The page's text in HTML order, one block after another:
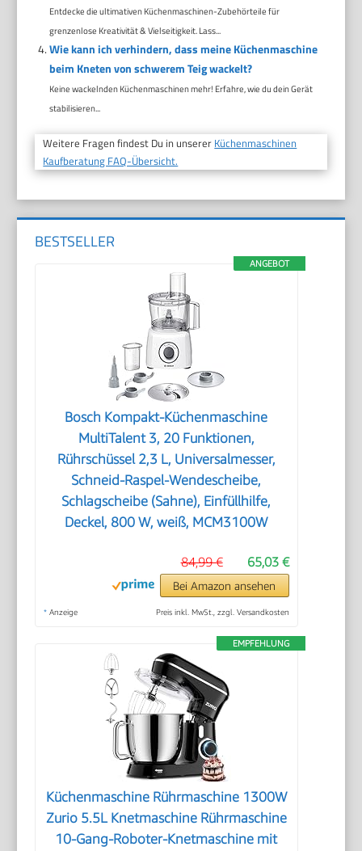
Entdecke die ultimativen Küchenmaschinen-Zubehörteile für
grenzenlose Kreativität & Vielseitigkeit. Lass...
Wie kann ich verhindern, dass meine Küchenmaschine
beim Kneten von schwerem Teig wackelt?
Keine wackelnden Küchenmaschinen mehr! Erfahre, wie du dein Gerät
stabilisieren...
Weitere Fragen findest Du in unserer Küchenmaschinen
Kaufberatung FAQ-Übersicht.
BESTSELLER
ANGEBOT
Bosch Kompakt-Küchenmaschine
MultiTalent 3, 20 Funktionen,
Rührschüssel 2,3 L, Universalmesser,
Schneid-Raspel-Wendescheibe,
Schlagscheibe (Sahne), Einfüllhilfe,
Deckel, 800 W, weiß, MCM3100W
65,03 €
84,99 €
Bei Amazon ansehen
* Anzeige Preis inkl. MwSt., zzgl. Versandkosten
EMPFEHLUNG
Küchenmaschine Rührmaschine 1300W
Zurio 5.5L Knetmaschine Rührmaschine
10-Gang-Roboter-Knetmaschine mit